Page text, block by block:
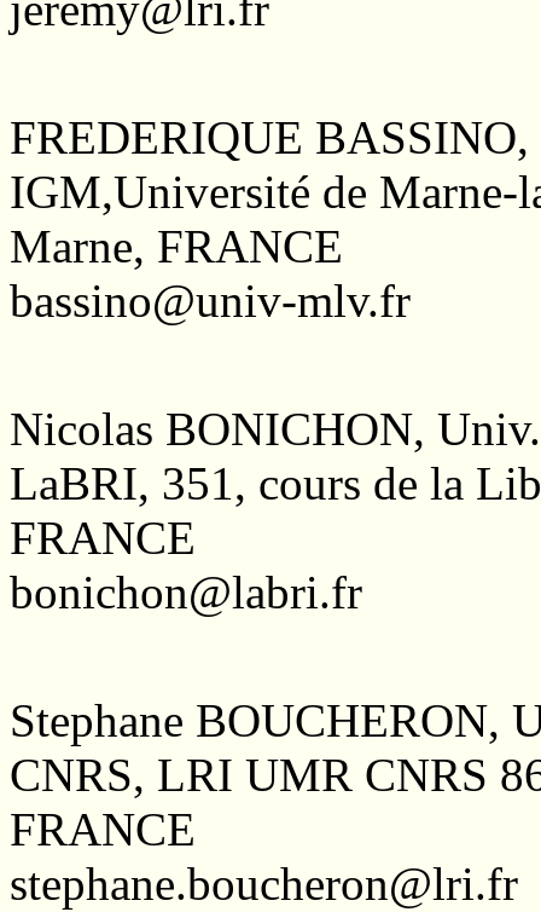
FREDERIQUE
IGM,Université de Marne-
Marne, FRANCE
bassino@univ-mlv.fr
Nicolas BONICHON,
LaBRI, 351, cours de la
FRANCE
bonichon@labri.fr
Stephane BOUCHERON,
CNRS, LRI UMR CNRS
FRANCE
stephane.boucheron@lri.fr